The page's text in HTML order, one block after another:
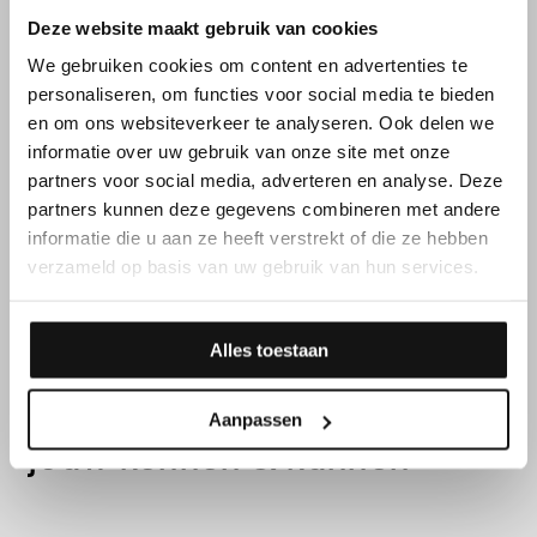
Deze website maakt gebruik van cookies
We gebruiken cookies om content en advertenties te
personaliseren, om functies voor social media te bieden
en om ons websiteverkeer te analyseren. Ook delen we
informatie over uw gebruik van onze site met onze
partners voor social media, adverteren en analyse. Deze
partners kunnen deze gegevens combineren met andere
informatie die u aan ze heeft verstrekt of die ze hebben
verzameld op basis van uw gebruik van hun services.
Alles toestaan
Aanpassen
FUNCTIEVEREISTEN
Daarnaast overtuig je met
jouw kennen & kunnen